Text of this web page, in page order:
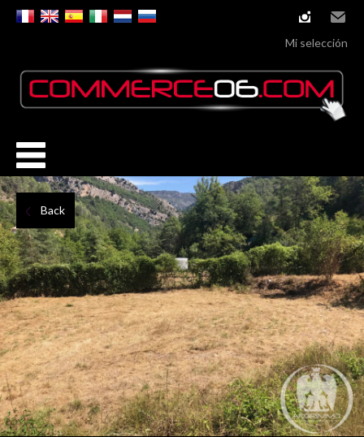
instagram
Email
Mi selección
Back